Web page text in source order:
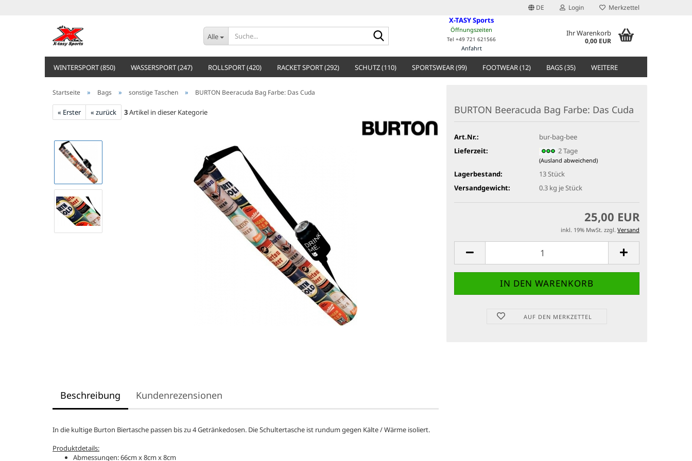
DE Login Merkzettel
Alle
X-TASY Sports
Öffnungszeiten
Tel +49 721 621566
Anfahrt
Ihr Warenkorb
0,00 EUR
WINTERSPORT (850) WASSERSPORT (247) ROLLSPORT (420) RACKET SPORT (292) SCHUTZ (110) SPORTSWEAR (99) FOOTWEAR (12) BAGS (35) WEITERE
Startseite » Bags » sonstige Taschen » BURTON Beeracuda Bag Farbe: Das Cuda
« Erster « zurück 3Artikel in dieser Kategorie BURTON Beeracuda Bag Farbe: Das Cuda
Art.Nr.:
bur-bag-bee
Lieferzeit:
2 Tage
(Ausland abweichend)
Lagerbestand: 13 Stück
Versandgewicht:
0.3 kg je Stück
25,00 EUR
inkl. 19% MwSt. zzgl. Versand
AUF DEN MERKZETTEL
Beschreibung Kundenrezensionen
In die kultige Burton Biertasche passen bis zu 4 Getränkedosen. Die Schultertasche ist rundum gegen Kälte / Wärme isoliert.
Produktdetails:
Abmessungen: 66cm x 8cm x 8cm